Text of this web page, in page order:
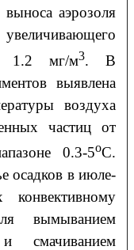
выноса аэрозоля
1.2 мг/м3. В
выявлена
воздуха
частиц от
0.3-5оС.
осадков в июле-
конвективному
вымыванием
смачиванием